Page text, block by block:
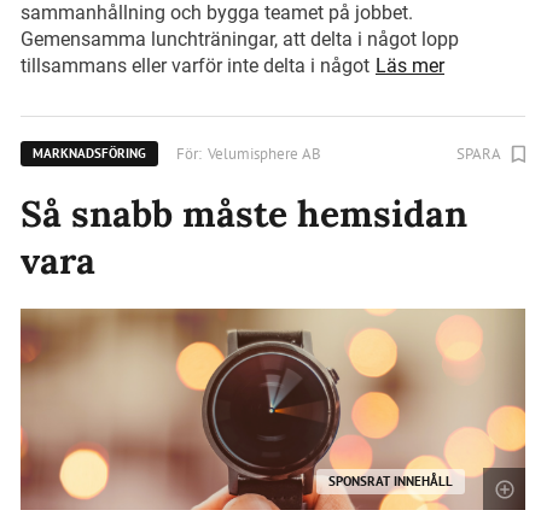
sammanhållning och bygga teamet på jobbet.
Gemensamma lunchträningar, att delta i något lopp
tillsammans eller varför inte delta i något Läs mer
MARKNADSFÖRING För: Velumisphere AB SPARA
Så snabb måste hemsidan
vara
SPONSRAT INNEHÅLL